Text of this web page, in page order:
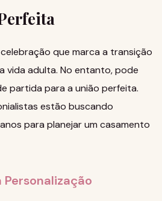
que marca a transição
vida adulta. No entanto, pode
partida para a união perfeita.
estão buscando
para planejar um casamento